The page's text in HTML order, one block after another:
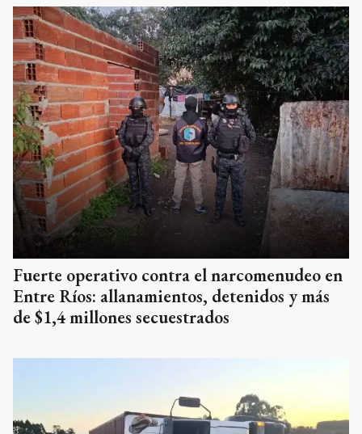
Fuerte operativo contra el narcomenudeo en
Entre Ríos: allanamientos, detenidos y más
de $1,4 millones secuestrados